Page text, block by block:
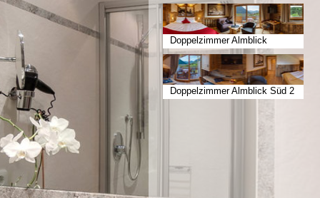
Doppelzimmer Almblick
Südwest
Doppelzimmer Almblick Süd 2